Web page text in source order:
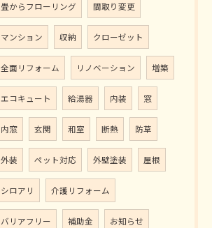
畳からフローリング 間取り変更
マンション 収納 クローゼット
全面リフォーム リノベーション 増築
エコキュート 給湯器 内装 窓
内窓 玄関 和室 断熱 防草
外装 ペット対応 外壁塗装 屋根
シロアリ 介護リフォーム
バリアフリー 補助金 お知らせ